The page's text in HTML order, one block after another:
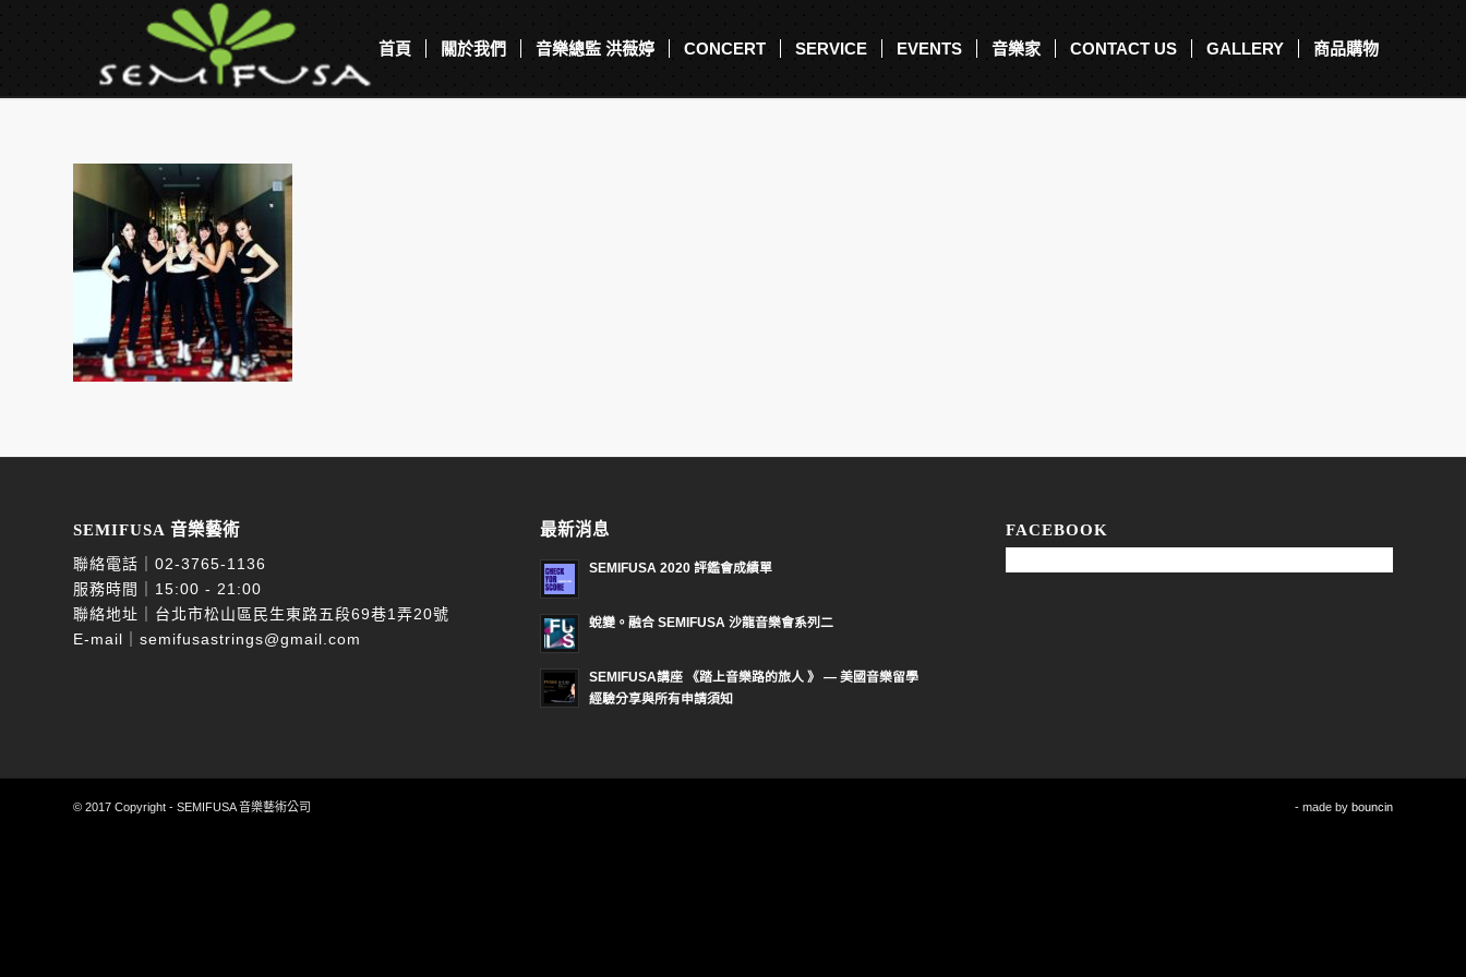
首頁 關於我們 音樂總監 洪薇婷 CONCERT SERVICE EVENTS 音樂家 CONTACT US GALLERY 商品購物
SEMIFUSA 音樂藝術
聯絡電話｜ 02-3765-1136
服務時間｜15:00 - 21:00
聯絡地址｜台北市松山區民生東路五段69巷1弄20號
E-mail｜ semifusastrings@gmail.com
最新消息
SEMIFUSA 2020 評鑑會成績單
蛻變。融合 SEMIFUSA 沙龍音樂會系列二
SEMIFUSA講座 《踏上音樂路的旅人 》 — 美國音樂留學
經驗分享與所有申請須知
FACEBOOK
© 2017 Copyright - SEMIFUSA 音樂藝術公司 - made by bouncin